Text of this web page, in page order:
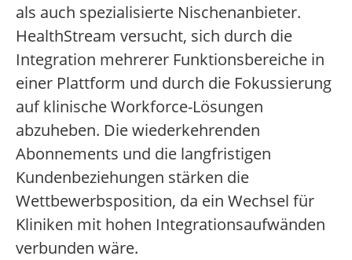
als auch spezialisierte Nischenanbieter.
HealthStream versucht, sich durch die
Integration mehrerer Funktionsbereiche in
einer Plattform und durch die Fokussierung
auf klinische Workforce-Lösungen
abzuheben. Die wiederkehrenden
Abonnements und die langfristigen
Kundenbeziehungen stärken die
Wettbewerbsposition, da ein Wechsel für
Kliniken mit hohen Integrationsaufwänden
verbunden wäre.